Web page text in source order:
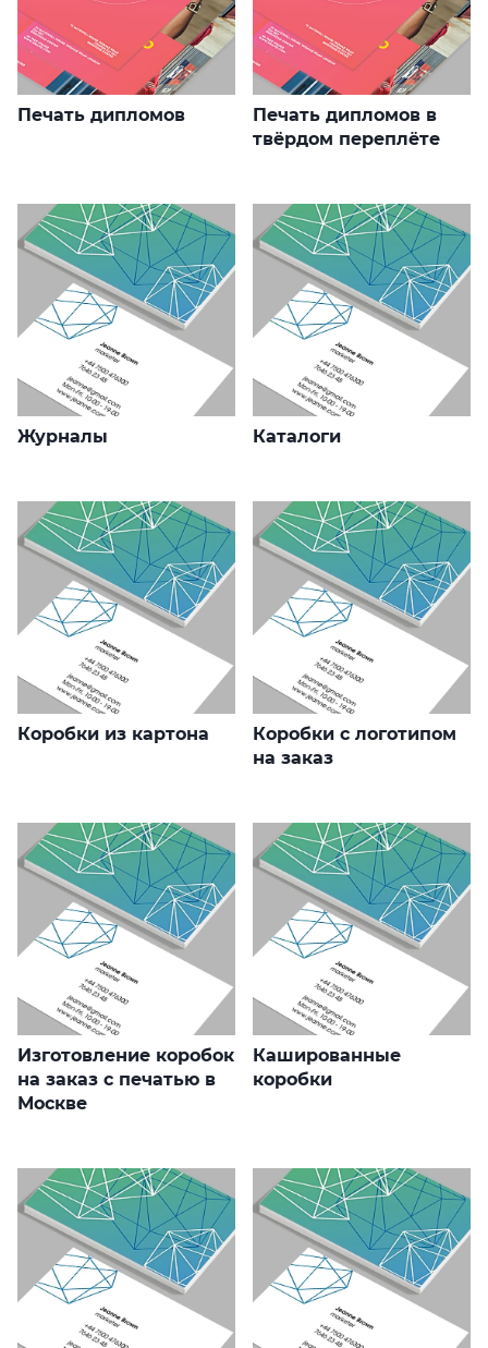
Печать дипломов
Печать дипломов в
твёрдом переплёте
Журналы Каталоги
Коробки из картона
Коробки с логотипом
на заказ
Изготовление коробок
на заказ с печатью в
Москве
Кашированные
коробки